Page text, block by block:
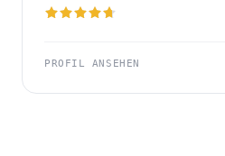
PROFIL ANSEHEN